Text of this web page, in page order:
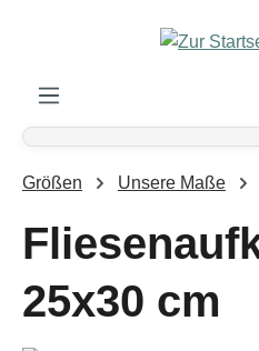
Zum Hauptinhalt springen
Größen Unsere Maße
25x30 cm